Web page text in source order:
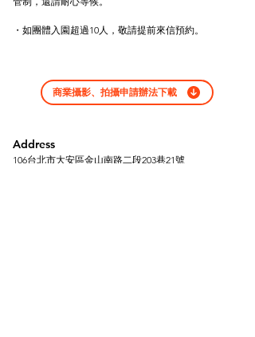
・如團體入園超過10人，敬請提前來信預約。
商業攝影、拍攝申請辦法下載
Address
106台北市大安區金山南路二段203巷21號